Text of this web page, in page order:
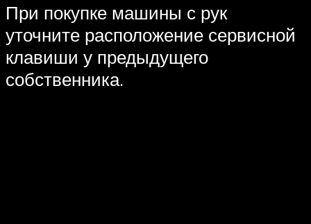
При покупке машины с рук
уточните расположение сервисной
клавиши у предыдущего
собственника.